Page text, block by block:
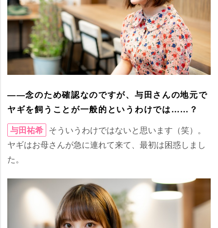
――念のため確認なのですが、与田さんの地元で
ヤギを飼うことが一般的というわけでは……？
与田祐希 そういうわけではないと思います（笑）。
ヤギはお母さんが急に連れて来て、最初は困惑しまし
た。